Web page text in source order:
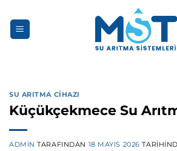
atla
SU ARITMA CIHAZI
Küçükçekmece Su
ADMIN TARAFINDAN 18 MAYIS 2026